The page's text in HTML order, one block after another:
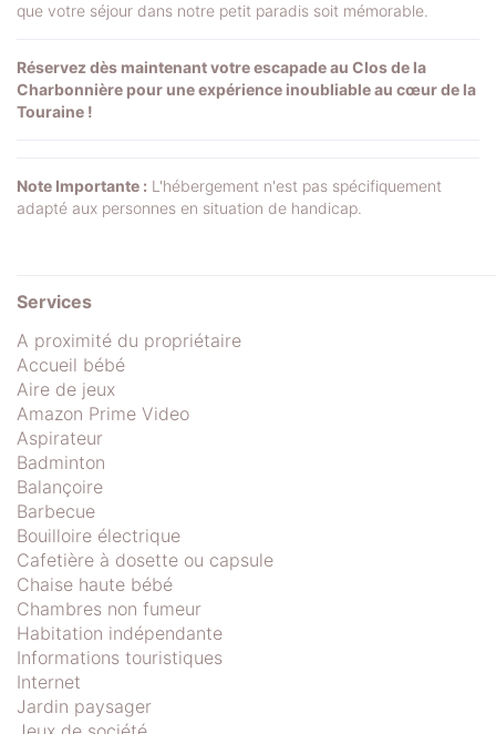
que votre séjour dans notre petit paradis soit mémorable.
Réservez dès maintenant votre escapade au Clos de la
Charbonnière pour une expérience inoubliable au cœur de la
Touraine !
Note Importante : L'hébergement n'est pas spécifiquement
adapté aux personnes en situation de handicap.
Services
A proximité du propriétaire
Accueil bébé
Aire de jeux
Amazon Prime Video
Aspirateur
Badminton
Balançoire
Barbecue
Bouilloire électrique
Cafetière à dosette ou capsule
Chaise haute bébé
Chambres non fumeur
Habitation indépendante
Informations touristiques
Internet
Jardin paysager